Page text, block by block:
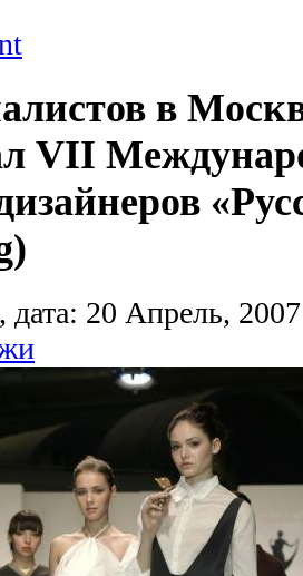
в
VII
дата: 20 Апрель,